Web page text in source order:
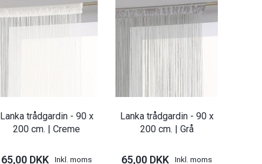
Lanka trådgardin - 90 x
200 cm. | Creme
65,00 DKK Inkl. moms
Lanka trådgardin - 90 x
200 cm. | Grå
65,00 DKK Inkl. moms